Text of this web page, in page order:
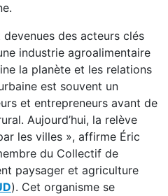
des acteurs clés
industrie agroalimentaire
la planète et les relations
est souvent un
et entrepreneurs avant de
Aujourd’hui, la relève
les villes », affirme Éric
du Collectif de
paysager et agriculture
). Cet organisme se